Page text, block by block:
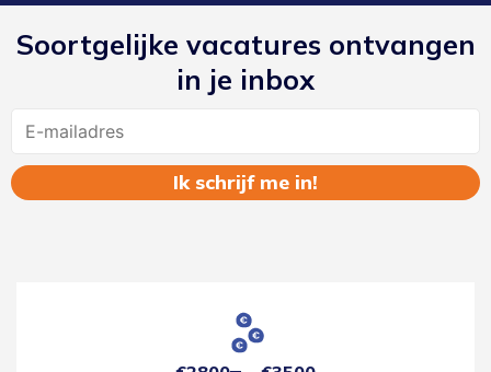
Soortgelijke vacatures ontvangen
in je inbox